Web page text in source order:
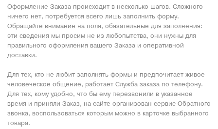
Оформление Заказа происходит в несколько шагов. Сложного
ничего нет, потребуется всего лишь заполнить форму.
Обращайте внимание на поля, обязательные для заполнения:
эти сведения мы просим не из любопытства, они нужны для
правильного оформления вашего Заказа и оперативной
доставки.
Для тех, кто не любит заполнять формы и предпочитает живое
человеческое общение, работает Служба заказа по телефону.
Для тех, кому удобно, что бы ему перезвонили в указанное
время и приняли Заказ, на сайте организован сервис Обратного
звонка, воспользоваться которым можно в карточке выбранного
товара.